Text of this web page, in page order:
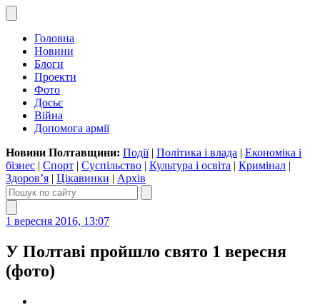
Головна
Новини
Блоги
Проекти
Фото
Досьє
Війна
Допомога армії
Новини Полтавщини: Події| Політика і влада | Економіка і
бізнес | Спорт | Суспільство | Культура і освіта | Кримінал |
Здоров’я | Цікавинки | Архів
1 вересня 2016, 13:07
У Полтаві пройшло свято 1 вересня
(фото)